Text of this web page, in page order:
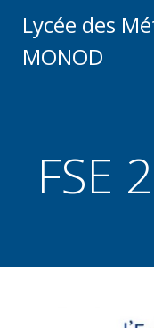
Lycée des
MONOD
FSE